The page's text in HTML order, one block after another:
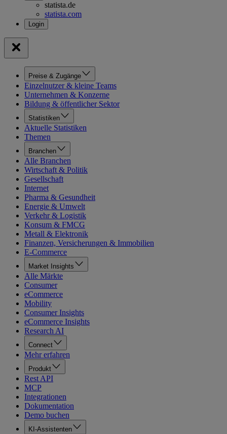
statista.de
statista.com
Preise & Zugänge
Einzelnutzer & kleine Teams
Unternehmen & Konzerne
Bildung & öffentlicher Sektor
Statistiken
Aktuelle Statistiken
Themen
Branchen
Alle Branchen
Wirtschaft & Politik
Gesellschaft
Internet
Pharma & Gesundheit
Energie & Umwelt
Verkehr & Logistik
Konsum & FMCG
Metall & Elektronik
Finanzen, Versicherungen & Immobilien
E-Commerce
Market Insights
Alle Märkte
Consumer
eCommerce
Mobility
Consumer Insights
eCommerce Insights
Research AI
Connect
Mehr erfahren
Produkt
Rest API
MCP
Integrationen
Dokumentation
Demo buchen
KI-Assistenten